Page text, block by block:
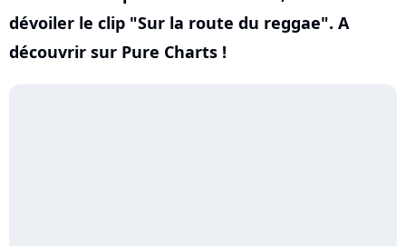
dévoiler le clip "Sur la route du reggae". A
découvrir sur Pure Charts !